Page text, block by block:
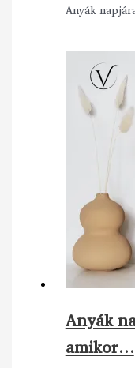
Anyák
Anyák
amikor…